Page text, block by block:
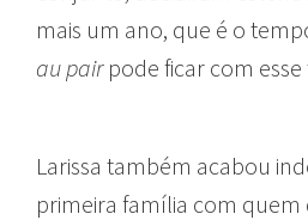
mais um ano, que é o
au pairpode ficar com esse
Larissa também acabou
primeira família com quem